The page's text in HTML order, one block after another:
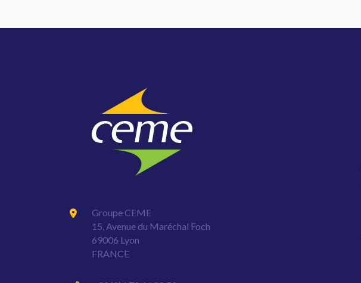
Groupe CEME
15, Avenue du Maréchal Foch
69006 Lyon
FRANCE